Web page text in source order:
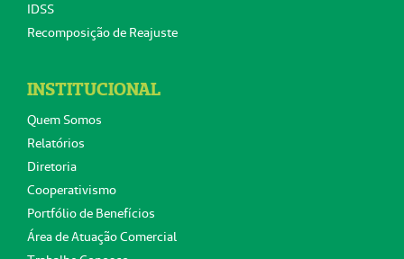
IDSS
Recomposição de Reajuste
INSTITUCIONAL
Quem Somos
Relatórios
Diretoria
Cooperativismo
Portfólio de Benefícios
Área de Atuação Comercial